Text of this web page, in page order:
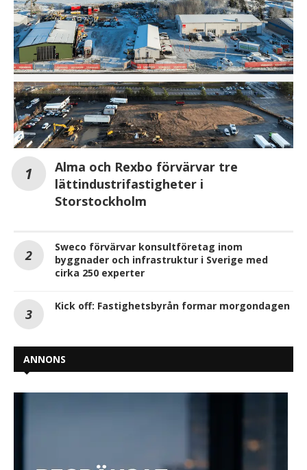
Alma och Rexbo förvärvar tre
lättindustrifastigheter i
Storstockholm
Sweco förvärvar konsultföretag inom
byggnader och infrastruktur i Sverige med
cirka 250 experter
Kick off: Fastighetsbyrån formar morgondagen
ANNONS